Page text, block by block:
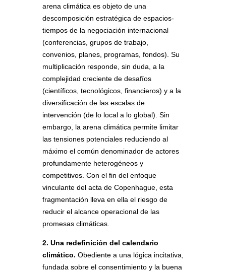
arena climática es objeto de una
descomposición estratégica de espacios-
tiempos de la negociación internacional
(conferencias, grupos de trabajo,
convenios, planes, programas, fondos). Su
multiplicación responde, sin duda, a la
complejidad creciente de desafíos
(científicos, tecnológicos, financieros) y a la
diversificación de las escalas de
intervención (de lo local a lo global). Sin
embargo, la arena climática permite limitar
las tensiones potenciales reduciendo al
máximo el común denominador de actores
profundamente heterogéneos y
competitivos. Con el fin del enfoque
vinculante del acta de Copenhague, esta
fragmentación lleva en ella el riesgo de
reducir el alcance operacional de las
promesas climáticas.
2. Una redefinición del calendario
climático. Obediente a una lógica incitativa,
fundada sobre el consentimiento y la buena